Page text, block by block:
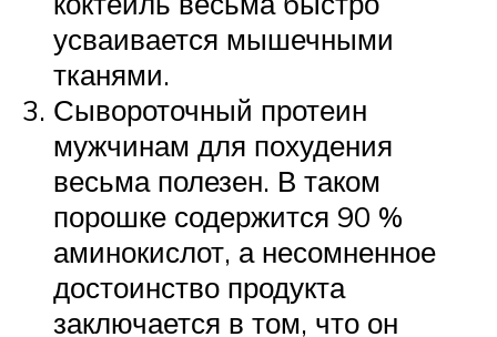
усваивается мышечными
тканями.
Сывороточный протеин
мужчинам для похудения
весьма полезен. В таком
порошке содержится 90 %
аминокислот, а несомненное
достоинство продукта
заключается в том, что он